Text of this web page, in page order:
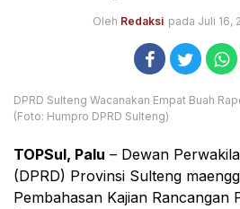
Oleh Redaksi pada Juli 16,
DPRD Sulteng Wacanakan Empat Buah
(Foto: Humpro DPRD Sulteng)
TOPSul, Palu – Dewan
(DPRD) Provinsi Sulteng
Pembahasan Kajian Rancangan